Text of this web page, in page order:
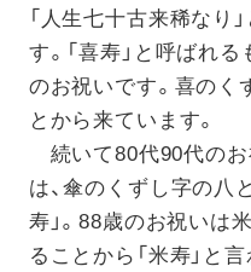
「人生七十古来稀なり
す。「喜寿」と呼ばれ
のお祝いです。喜のく
とから来ています。
続いて80代90代のお
は、傘のくずし字の八
寿」。88歳のお祝いは
ることから「米寿」と